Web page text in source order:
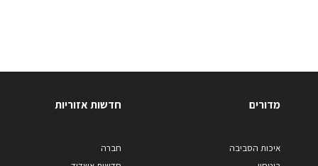
מדורים
איכות הסביבה
חדשות אזוריות
חברה